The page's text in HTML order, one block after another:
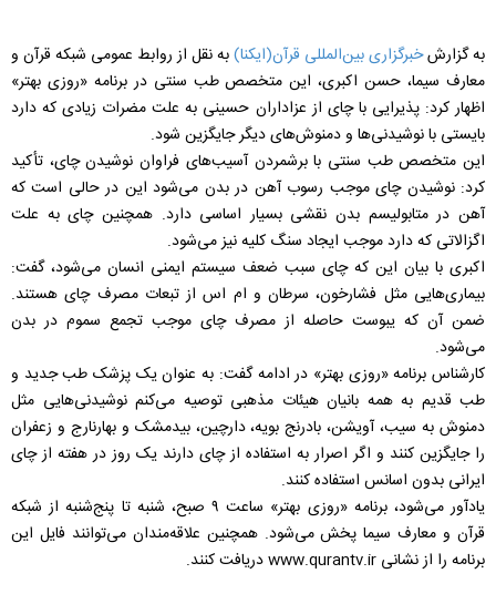
به گزارشخبرگزاری بین‌المللی قرآن(ایکنا)به نقل از روابط عمومی شبکه قرآن و
معارف سیما، حسن اکبری، این متخصص طب سنتی در برنامه «روزی بهتر»
اظهار کرد: پذیرایی با چای از عزاداران حسینی به علت مضرات زیادی که دارد
بایستی با نوشیدنی‌ها و دمنوش‌های دیگر جایگزین شود.
این متخصص طب سنتی با برشمردن آسیب‌های فراوان نوشیدن چای، تأکید
کرد: نوشیدن چای موجب رسوب آهن در بدن می‌شود این در حالی است که
آهن در متابولیسم بدن نقشی بسیار اساسی دارد. همچنین چای به علت
اگزالاتی که دارد موجب ایجاد سنگ کلیه نیز می‌شود.
اکبری با بیان این که چای سبب ضعف سیستم ایمنی انسان می‌شود، گفت:
بیماری‌هایی مثل فشارخون، سرطان و ام اس از تبعات مصرف چای هستند.
ضمن آن که یبوست حاصله از مصرف چای موجب تجمع سموم در بدن
می‌شود.
کارشناس برنامه «روزی بهتر» در ادامه گفت: به عنوان یک پزشک طب جدید و
طب قدیم به همه بانیان هیئات مذهبی توصیه می‌کنم نوشیدنی‌هایی مثل
دمنوش به سیب، آویشن، بادرنج بویه، دارچین، بیدمشک و بهارنارج و زعفران
را جایگزین کنند و اگر اصرار به استفاده از چای دارند یک روز در هفته از چای
ایرانی بدون اسانس استفاده کنند.
یادآور می‌شود، برنامه «روزی بهتر» ساعت ۹ صبح، شنبه تا پنج‌شنبه از شبکه
قرآن و معارف سیما پخش می‌شود. همچنین علاقه‌مندان می‌توانند فایل این
برنامه را از نشانی www.qurantv.ir دریافت کنند.